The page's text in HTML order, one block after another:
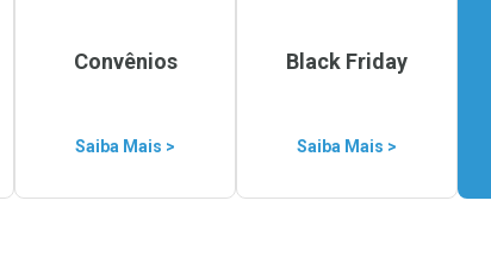
Convênios
Saiba Mais >
Black Friday
Saiba Mais >